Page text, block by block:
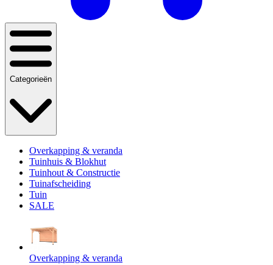
Categorieën
Overkapping & veranda
Tuinhuis & Blokhut
Tuinhout & Constructie
Tuinafscheiding
Tuin
SALE
Overkapping & veranda